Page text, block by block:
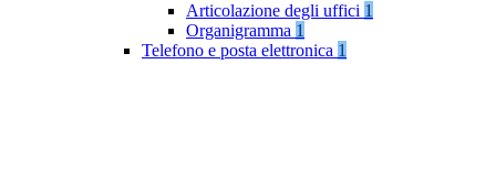
Articolazione degli uffici 1
Organigramma 1
Telefono e posta elettronica 1